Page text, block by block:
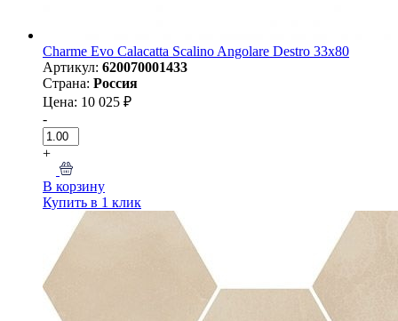
Charme Evo Calacatta Scalino Angolare Destro 33х80
Артикул: 620070001433
Страна: Россия
Цена: 10 025 ₽
-
+
В корзину
Купить в 1 клик